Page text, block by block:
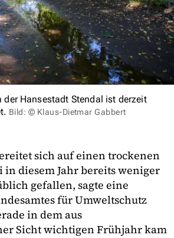
der Hansestadt Stendal ist derzeit
Bild: © Klaus-Dietmar Gabbert
sich auf einen trockenen
in diesem Jahr bereits weniger
gefallen, sagte eine
für Umweltschutz
in dem aus
Sicht wichtigen Frühjahr kam